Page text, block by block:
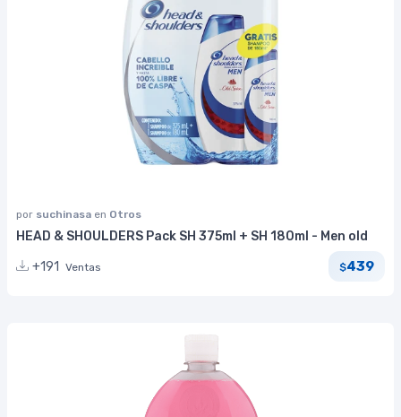
por suchinasa en Otros
HEAD & SHOULDERS Pack SH 375ml + SH 180ml - Men old
+191
Ventas $439